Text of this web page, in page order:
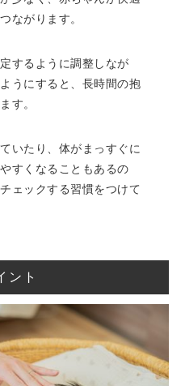
ながります。
するように調整しなが
うにすると、長時間の抱
す。
いたり、体がまっすぐに
すくなることもあるの
ェックする習慣をつけて
ント